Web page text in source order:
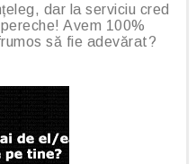
dar la serviciu cred
Avem 100%
să fie adevărat?